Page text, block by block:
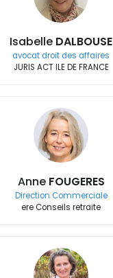
Isabelle DALBOUSE
avocat droit des affaires
JURIS ACT ILE DE FRANCE
Anne FOUGERES
Direction Commerciale
ere Conseils retraite